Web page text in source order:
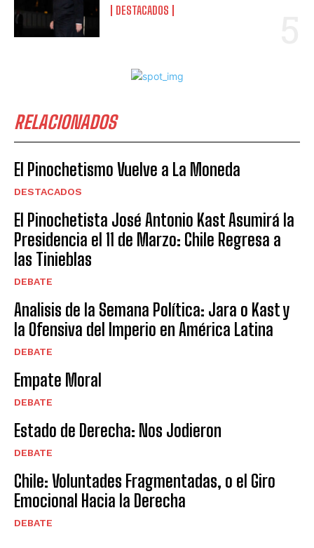
DESTACADOS
RELACIONADOS
El Pinochetismo Vuelve a La Moneda
DESTACADOS
El Pinochetista José Antonio Kast Asumirá la
Presidencia el 11 de Marzo: Chile Regresa a
las Tinieblas
DEBATE
Analisis de la Semana Política: Jara o Kast y
la Ofensiva del Imperio en América Latina
DEBATE
Empate Moral
DEBATE
Estado de Derecha: Nos Jodieron
DEBATE
Chile: Voluntades Fragmentadas, o el Giro
Emocional Hacia la Derecha
DEBATE